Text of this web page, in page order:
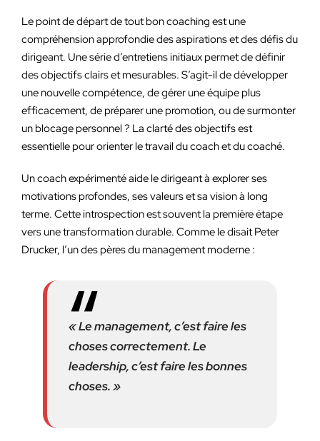
Le point de départ de tout bon coaching est une
compréhension approfondie des aspirations et des défis du
dirigeant. Une série d’entretiens initiaux permet de définir
des objectifs clairs et mesurables. S’agit-il de développer
une nouvelle compétence, de gérer une équipe plus
efficacement, de préparer une promotion, ou de surmonter
un blocage personnel ? La clarté des objectifs est
essentielle pour orienter le travail du coach et du coaché.
Un coach expérimenté aide le dirigeant à explorer ses
motivations profondes, ses valeurs et sa vision à long
terme. Cette introspection est souvent la première étape
vers une transformation durable. Comme le disait Peter
Drucker, l’un des pères du management moderne :
« Le management, c’est faire les
choses correctement. Le
leadership, c’est faire les bonnes
choses. »